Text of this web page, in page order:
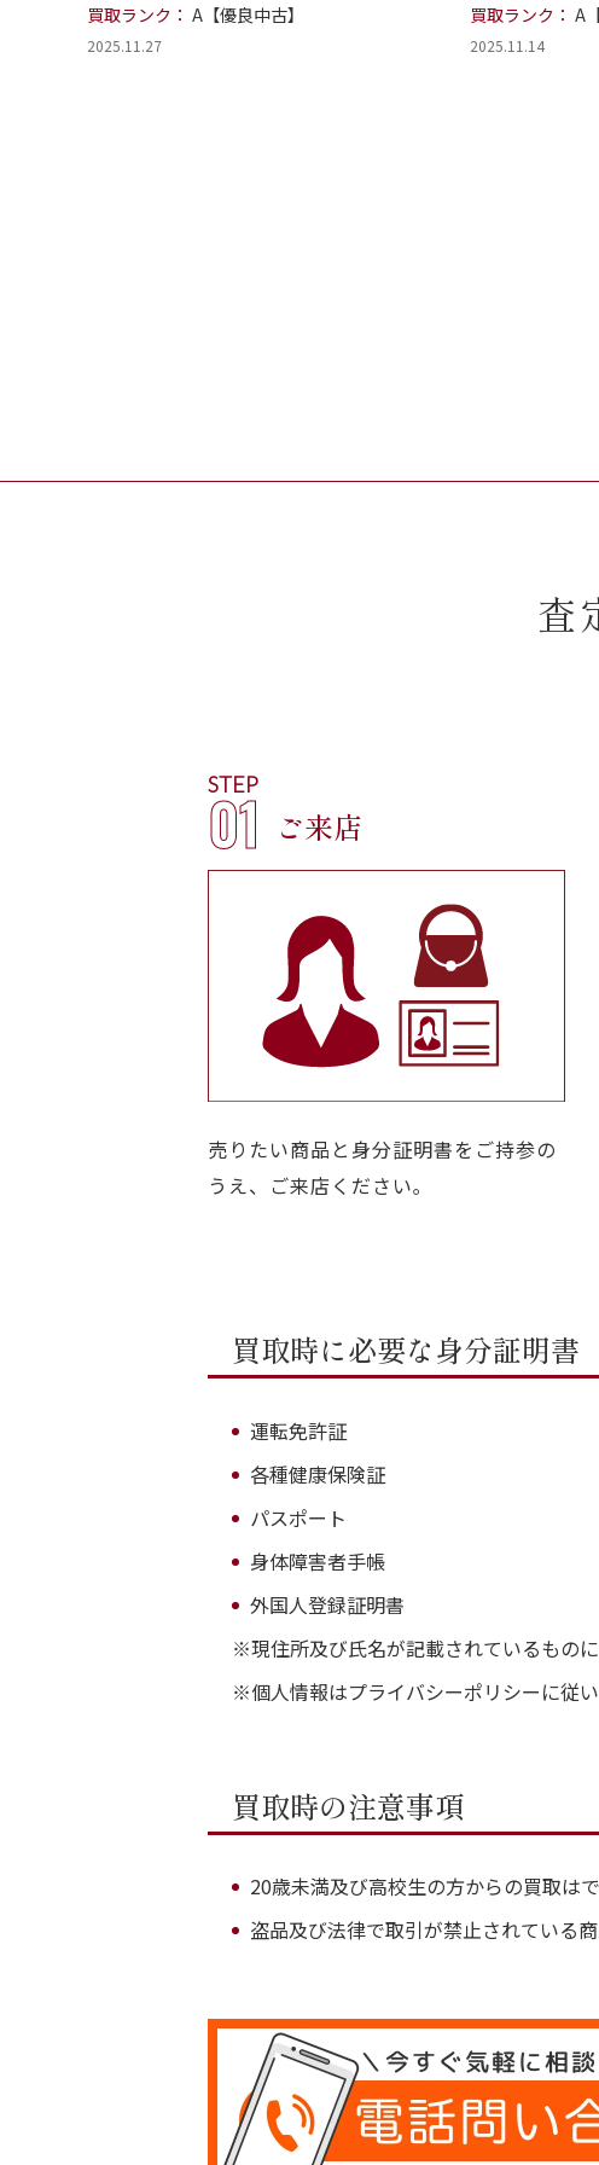
買取ランク： A【優良中古】
2025.11.27
買取ランク： A
2025.11.14
査
STEP
01 ご来店
売りたい商品と身分証明書をご持参の
うえ、ご来店ください｡
買取時に必要な身分証明書
運転免許証
各種健康保険証
パスポート
身体障害者手帳
外国人登録証明書
※現住所及び氏名が記載されているものに
※個人情報はプライバシーポリシーに従い
買取時の注意事項
20歳未満及び高校生の方からの買取はで
盗品及び法律で取引が禁止されている